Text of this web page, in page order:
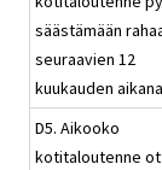
säästämään
seuraavien 12
kuukauden
D5. Aikooko
kotitaloutenne